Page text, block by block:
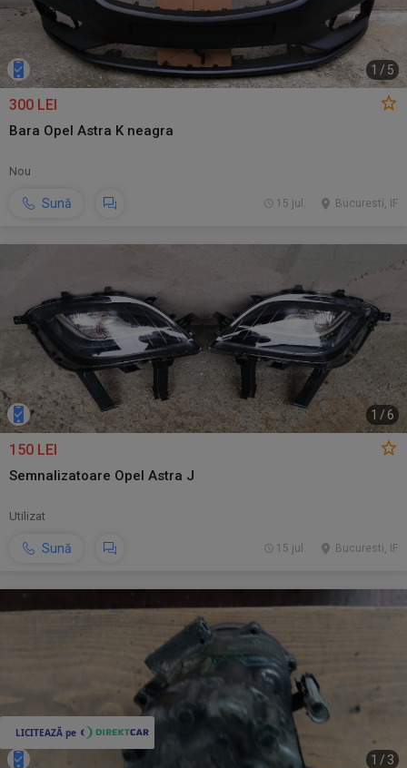
1 / 5
300 LEI
Bara Opel Astra K neagra
Nou
Sună Bucuresti, IF
15 jul.
1 /6
150 LEI
Semnalizatoare Opel Astra J
Utilizat
Sună Bucuresti, IF
15 jul.
1 / 3